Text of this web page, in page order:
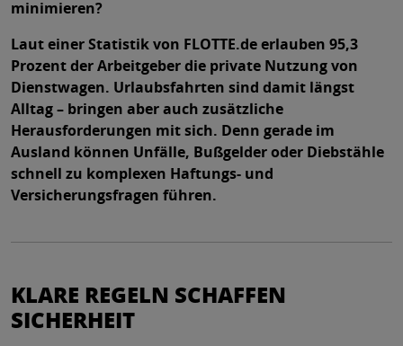
minimieren?
Laut einer Statistik von FLOTTE.de erlauben 95,3
Prozent der Arbeitgeber die private Nutzung von
Dienstwagen. Urlaubsfahrten sind damit längst
Alltag – bringen aber auch zusätzliche
Herausforderungen mit sich. Denn gerade im
Ausland können Unfälle, Bußgelder oder Diebstähle
schnell zu komplexen Haftungs- und
Versicherungsfragen führen.
KLARE REGELN SCHAFFEN
SICHERHEIT